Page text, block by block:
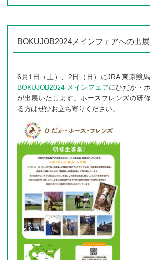
BOKUJOB2024メインフェアへの出
6月1日（土）、2日（日）にJRA 東京競
BOKUJOB2024 メインフェアにひだか・
が出展いたします。ホースフレンズの研
る方はぜひお立ち寄りください。